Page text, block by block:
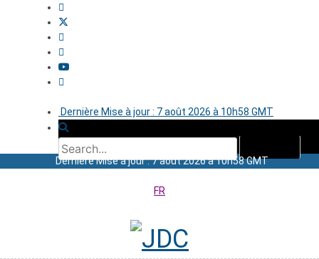
Dernière Mise à jour : 7 août 2026 à 10h58 GMT
Dernière Mise à jour : 7 août 2026 à 10h58 GMT
FR